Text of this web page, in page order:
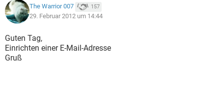
The Warrior 007 157
29. Februar 2012 um 14:44
Guten Tag,
Einrichten einer E-Mail-Adresse
Gruß